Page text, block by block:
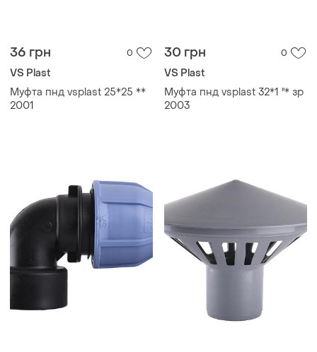
36 грн 0
VS Plast
Муфта пнд vsplast 25*25 **
2001
30 грн 0
VS Plast
Муфта пнд vsplast 32*1 ''* зр
2003